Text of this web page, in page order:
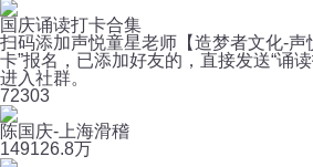
国庆诵读打卡合集
扫码添加声悦童星老师【造梦者文化-声
卡”报名，已添加好友的，直接发送“诵
进入社群。
72303
陈国庆-上海滑稽
149126.8万